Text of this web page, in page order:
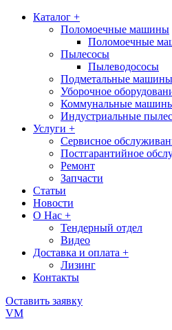
Каталог +
Поломоечные машины
Поломоечные
Пылесосы
Пылеводососы
Подметальные машины
Уборочное
Коммунальные
Индустриальные
Услуги +
Сервисное
Постгарантийное
Ремонт
Запчасти
Статьи
Новости
О Нас +
Тендерный отдел
Видео
Доставка и оплата +
Лизинг
Контакты
Оставить заявку
VM